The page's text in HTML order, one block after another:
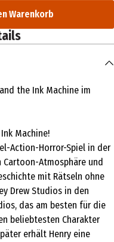
Warenkorb
the Ink Machine im
Machine!
Action-Horror-Spiel in der
Atmosphäre und
mit Rätseln ohne
Drew Studios in den
das am besten für die
beliebtesten Charakter
erhält Henry eine